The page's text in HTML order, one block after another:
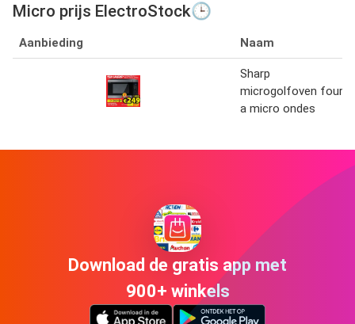
Micro prijs ElectroStock🕒
Aanbieding Naam
Sharp
microgolfoven four
a micro ondes
Download de gratis app met
900+ winkels